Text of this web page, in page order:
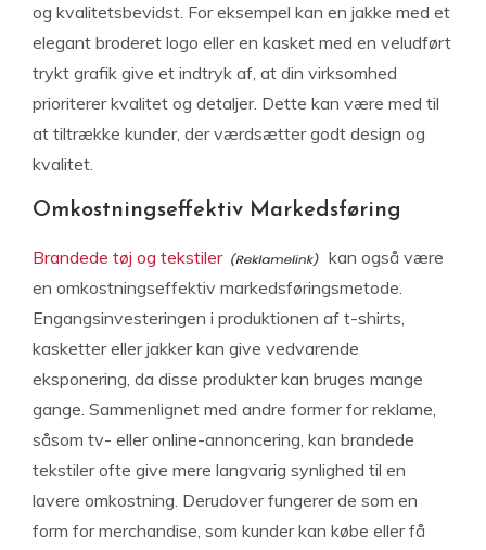
og kvalitetsbevidst. For eksempel kan en jakke med et
elegant broderet logo eller en kasket med en veludført
trykt grafik give et indtryk af, at din virksomhed
prioriterer kvalitet og detaljer. Dette kan være med til
at tiltrække kunder, der værdsætter godt design og
kvalitet.
Omkostningseffektiv Markedsføring
Brandede tøj og tekstiler
kan også være
en omkostningseffektiv markedsføringsmetode.
Engangsinvesteringen i produktionen af t-shirts,
kasketter eller jakker kan give vedvarende
eksponering, da disse produkter kan bruges mange
gange. Sammenlignet med andre former for reklame,
såsom tv- eller online-annoncering, kan brandede
tekstiler ofte give mere langvarig synlighed til en
lavere omkostning. Derudover fungerer de som en
form for merchandise, som kunder kan købe eller få